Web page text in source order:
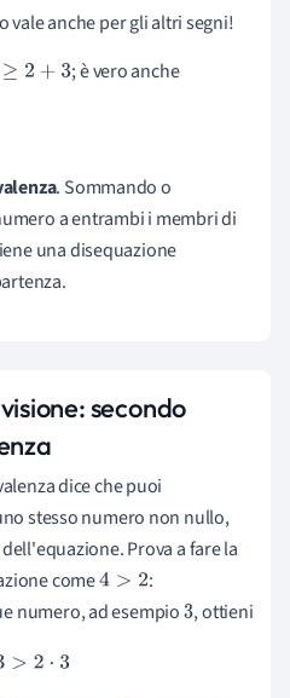
vale anche per gli altri segni!
+3
; è vero anche
. Sommando o
a entrambi i membri di
una disequazione
secondo
dice che puoi
stesso numero non nullo,
Prova a fare la
come4>2
:
numero, ad esempio3, ottieni
⋅ 3>2 ⋅3